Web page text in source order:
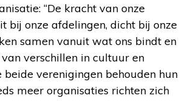
“De kracht van onze
bij onze afdelingen, dicht bij onze
samen vanuit wat ons bindt en
verschillen in cultuur en
beide verenigingen behouden hun
meer organisaties richten zich